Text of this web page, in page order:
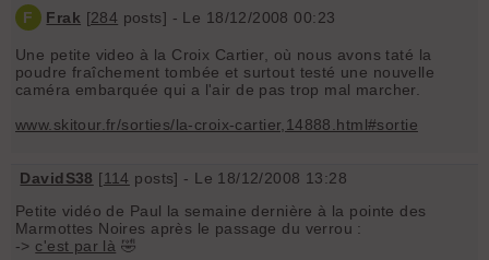
F Frak [284 posts] - Le 18/12/2008 00:23
Une petite video à la Croix Cartier, où nous avons taté la
poudre fraîchement tombée et surtout testé une nouvelle
caméra embarquée qui a l'air de pas trop mal marcher.
www.skitour.fr/sorties/la-croix-cartier,14888.html#sortie
DavidS38 [114 posts] - Le 18/12/2008 13:28
Petite vidéo de Paul la semaine dernière à la pointe des
Marmottes Noires après le passage du verrou :
-> c'est par là 🤣